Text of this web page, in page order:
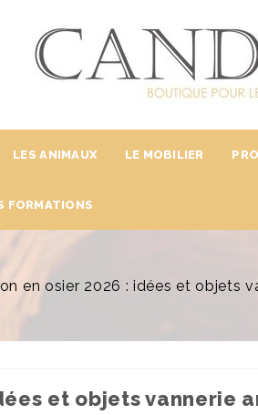
LES ANIMAUX LE MOBILIER
FORMATIONS
en osier 2026 : idées et objets
et objets vannerie